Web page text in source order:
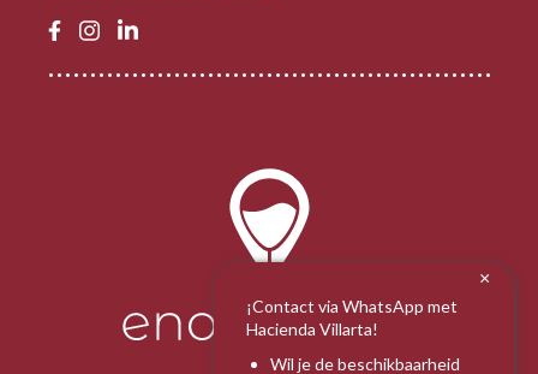
×
¡Contact via WhatsApp met
Hacienda Villarta!
Wil je de beschikbaarheid